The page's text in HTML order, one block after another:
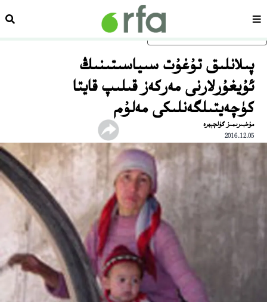
ئاساسلىق مەزمۇنغا ئاتلاڭسەھىپە
پىلانلىق تۇغۇت سىياسىتىنىڭ
ئۇيغۇرلارنى مەركەز قىلىپ قايتا
كۈچەيتىلگەنلىكى مەلۇم
مۇخبىرىمىز گۈلچېھرە
2016.12.05